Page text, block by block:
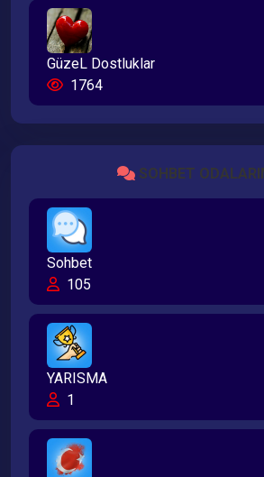
GüzeL Dostluklar
1764
SOHBET
Sohbet
105
YARISMA
1